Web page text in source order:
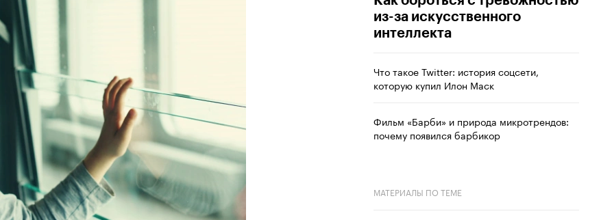
из-за искусственного
интеллекта
Что такое Twitter: история соцсети,
которую купил Илон Маск
Фильм «Барби» и природа микротрендов:
почему появился барбикор
МАТЕРИАЛЫ ПО ТЕМЕ